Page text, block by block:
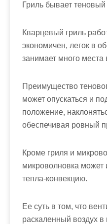
Гриль бывает
Кварцевый гриль
экономичен, легок в
занимает много места
Преимущество
может опускаться и
положение,
обеспечивая ровный
Кроме гриля и
микроволновка может
тепла-конвекцию.
Ее суть в том, что
раскаленный воздух в